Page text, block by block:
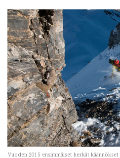
Vuoden 2015 ensimmäiset herkät